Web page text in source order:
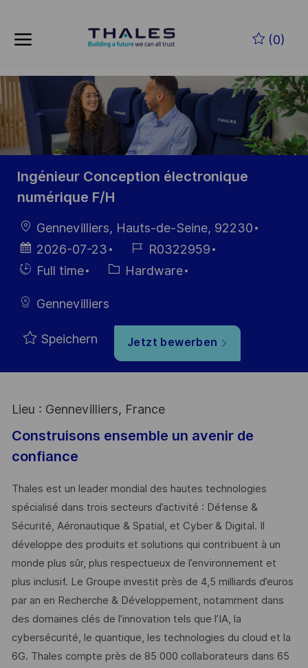
(0)
-
Ingénieur Conception électronique
numérique F/H
Ort
Gennevilliers, Hauts-de-Seine, 92230
Datum der
Veröffentlichung
2026-07-23
Job-
ID
R0322959
Einstellunngstyp
Full time Kategorie
Hardware
Gennevilliers
Speichern Jetzt bewerben
Lieu : Gennevilliers, France
Construisons ensemble un avenir de
confiance
Thales est un leader mondial des hautes technologies
spécialisé dans trois secteurs d’activité : Défense &
Sécurité, Aéronautique & Spatial, et Cyber & Digital. Il
développe des produits et solutions qui contribuent à un
monde plus sûr, plus respectueux de l’environnement et
plus inclusif. Le Groupe investit près de 4,5 milliards d’euros
par an en Recherche & Développement, notamment dans
des domaines clés de l’innovation tels que l’IA, la
cybersécurité, le quantique, les technologies du cloud et la
6G. Thales compte près de 85 000 collaborateurs dans 65